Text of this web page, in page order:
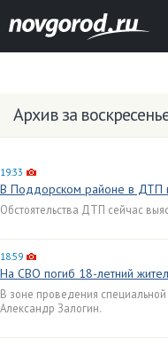
Архив за
19:33
В Поддорском районе в ДТП
Обстоятельства ДТП сейчас
18:59
На СВО погиб 18-летний
В зоне проведения
Александр Залогин.